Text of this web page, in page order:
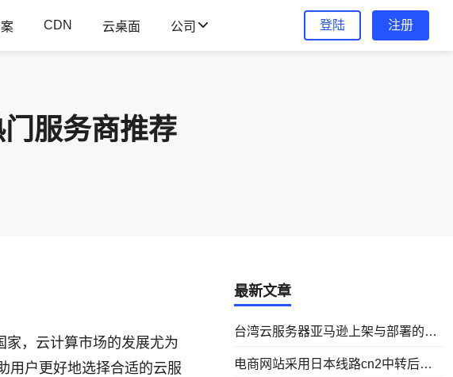
CDN 云桌面 公司 登陆 注册
服务商推荐
家，云计算市场的发展尤为
用户更好地选择合适的云服
最新文章
台湾云服务器亚马逊上架与部署的实
电商网站采用日本线路cn2中转后的